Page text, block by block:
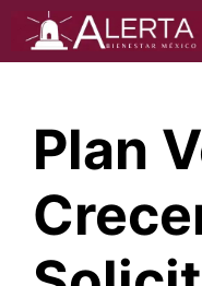
Saltar
contenido
Plan